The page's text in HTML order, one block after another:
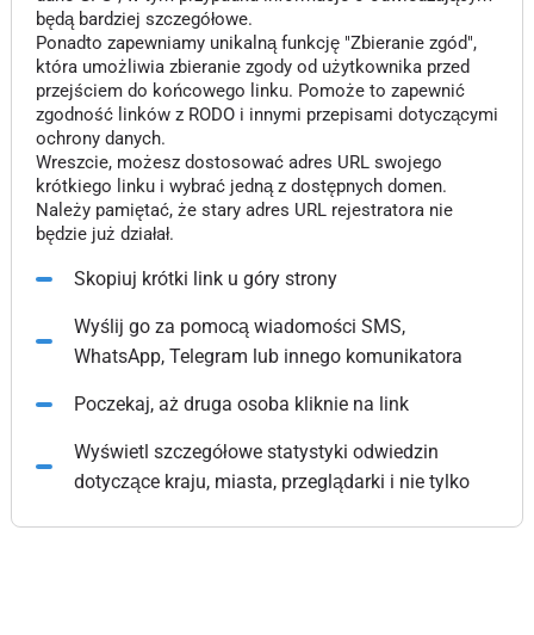
będą bardziej szczegółowe.
Ponadto zapewniamy unikalną funkcję "Zbieranie zgód",
która umożliwia zbieranie zgody od użytkownika przed
przejściem do końcowego linku. Pomoże to zapewnić
zgodność linków z RODO i innymi przepisami dotyczącymi
ochrony danych.
Wreszcie, możesz dostosować adres URL swojego
krótkiego linku i wybrać jedną z dostępnych domen.
Należy pamiętać, że stary adres URL rejestratora nie
będzie już działał.
Skopiuj krótki link u góry strony
Wyślij go za pomocą wiadomości SMS,
WhatsApp, Telegram lub innego komunikatora
Poczekaj, aż druga osoba kliknie na link
Wyświetl szczegółowe statystyki odwiedzin
dotyczące kraju, miasta, przeglądarki i nie tylko